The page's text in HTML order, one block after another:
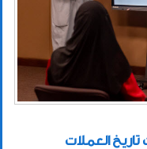
العملات